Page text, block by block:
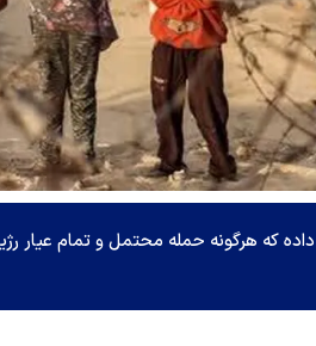
که هرگونه حمله محتمل و تمام عیار